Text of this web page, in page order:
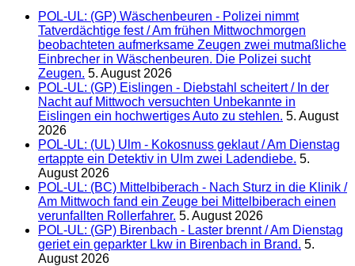
POL-UL: (GP) Wäschenbeuren - Polizei nimmt
Tatverdächtige fest / Am frühen Mittwochmorgen
beobachteten aufmerksame Zeugen zwei mutmaßliche
Einbrecher in Wäschenbeuren. Die Polizei sucht
Zeugen. 5. August 2026
POL-UL: (GP) Eislingen - Diebstahl scheitert / In der
Nacht auf Mittwoch versuchten Unbekannte in
Eislingen ein hochwertiges Auto zu stehlen. 5. August
2026
POL-UL: (UL) Ulm - Kokosnuss geklaut / Am Dienstag
ertappte ein Detektiv in Ulm zwei Ladendiebe. 5.
August 2026
POL-UL: (BC) Mittelbiberach - Nach Sturz in die Klinik /
Am Mittwoch fand ein Zeuge bei Mittelbiberach einen
verunfallten Rollerfahrer. 5. August 2026
POL-UL: (GP) Birenbach - Laster brennt / Am Dienstag
geriet ein geparkter Lkw in Birenbach in Brand. 5.
August 2026